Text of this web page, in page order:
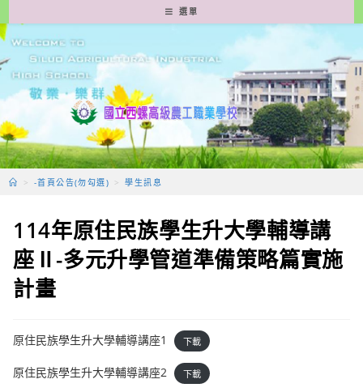
轉
至
要
容
選單
> -首頁公告(勿勾選) > 學生訊息
114年原住民族學生升大學輔導講
座Ⅱ-多元升學管道準備策略篇實施
計畫
原住民族學生升大學輔導講座1 下載
原住民族學生升大學輔導講座2 下載